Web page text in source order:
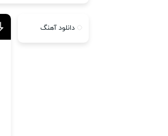
دانلود آهنگ